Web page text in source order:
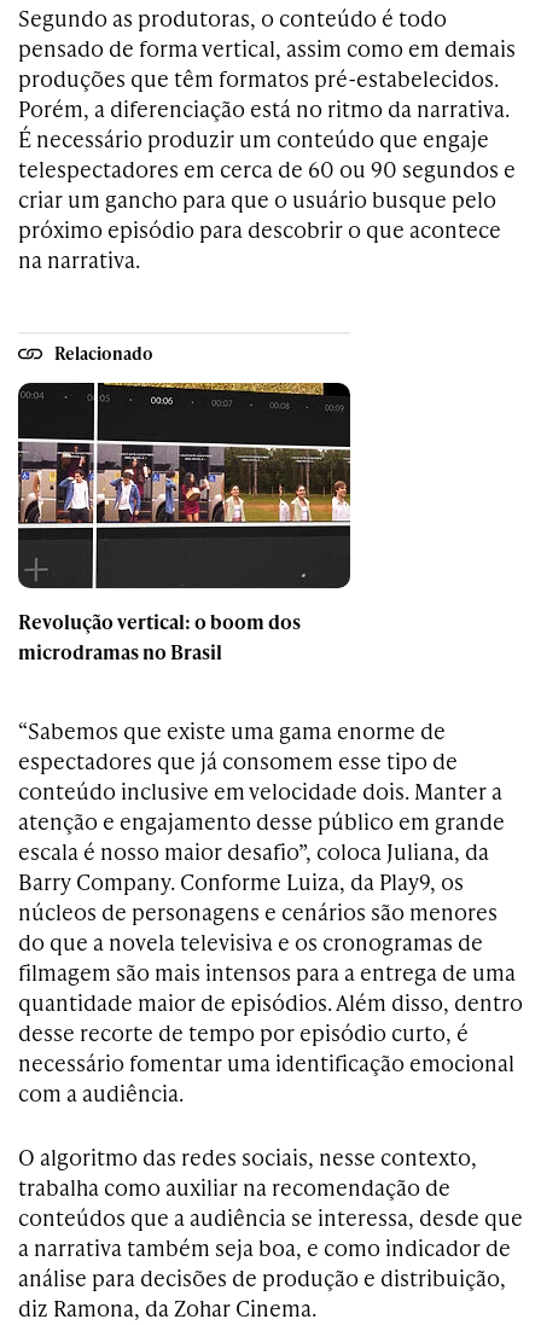
Segundo as produtoras, o conteúdo é todo
pensado de forma vertical, assim como em demais
produções que têm formatos pré-estabelecidos.
Porém, a diferenciação está no ritmo da narrativa.
É necessário produzir um conteúdo que engaje
telespectadores em cerca de 60 ou 90 segundos e
criar um gancho para que o usuário busque pelo
próximo episódio para descobrir o que acontece
na narrativa.
Relacionado
Revolução vertical: o boom dos
microdramas no Brasil
“Sabemos que existe uma gama enorme de
espectadores que já consomem esse tipo de
conteúdo inclusive em velocidade dois. Manter a
atenção e engajamento desse público em grande
escala é nosso maior desafio”, coloca Juliana, da
Barry Company. Conforme Luiza, da Play9, os
núcleos de personagens e cenários são menores
do que a novela televisiva e os cronogramas de
filmagem são mais intensos para a entrega de uma
quantidade maior de episódios. Além disso, dentro
desse recorte de tempo por episódio curto, é
necessário fomentar uma identificação emocional
com a audiência.
O algoritmo das redes sociais, nesse contexto,
trabalha como auxiliar na recomendação de
conteúdos que a audiência se interessa, desde que
a narrativa também seja boa, e como indicador de
análise para decisões de produção e distribuição,
diz Ramona, da Zohar Cinema.